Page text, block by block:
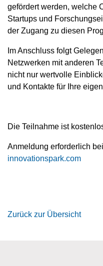
gefördert werden, welche
Startups und
der Zugang zu diesen
Im Anschluss folgt
Netzwerken mit anderen
nicht nur wertvolle
und Kontakte für Ihre
Die Teilnahme ist
Anmeldung erforderlich bei
innovationspark.com
Zurück zur Übersicht